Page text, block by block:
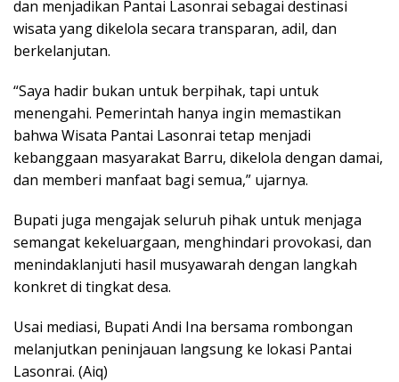
dan menjadikan Pantai Lasonrai sebagai destinasi
wisata yang dikelola secara transparan, adil, dan
berkelanjutan.
“Saya hadir bukan untuk berpihak, tapi untuk
menengahi. Pemerintah hanya ingin memastikan
bahwa Wisata Pantai Lasonrai tetap menjadi
kebanggaan masyarakat Barru, dikelola dengan damai,
dan memberi manfaat bagi semua,” ujarnya.
Bupati juga mengajak seluruh pihak untuk menjaga
semangat kekeluargaan, menghindari provokasi, dan
menindaklanjuti hasil musyawarah dengan langkah
konkret di tingkat desa.
Usai mediasi, Bupati Andi Ina bersama rombongan
melanjutkan peninjauan langsung ke lokasi Pantai
Lasonrai. (Aiq)